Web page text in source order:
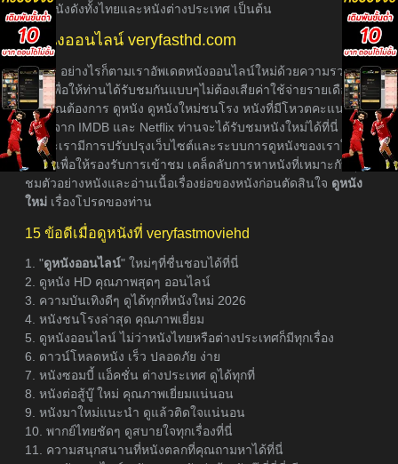
ต่อ, หนังดังทั้งไทยและหนังต่างประเทศ เป็นต้น
ดูหนังออนไลน์ veryfasthd.com
อย่างไรก็ตามเราอัพเดตหนังออนไลน์ใหม่ด้วยความรวดเร็ว
ที่สุดเพื่อให้ท่านได้รับชมกันแบบๆไม่ต้องเสียค่าใช้จ่ายรายเดือน
หากคุณต้องการ ดูหนัง ดูหนังใหม่ชนโรง หนังที่มีโหวตคะแนนเรต
ติ้งสูงจาก IMDB และ Netflix ท่านจะได้รับชมหนังใหม่ได้ที่นี่
เพราะเรามีการปรับปรุงเว็บไซต์และระบบการดูหนังของเราให้ดี
ยิ่งขึ้นเพื่อให้รองรับการเข้าชม เคล็ดลับการหาหนังที่เหมาะกับคุณ
ชมตัวอย่างหนังและอ่านเนื้อเรื่องย่อของหนังก่อนตัดสินใจ ดูหนัง
ใหม่ เรื่องโปรดของท่าน
15 ข้อดีเมื่อดูหนังที่ veryfastmoviehd
1. "ดูหนังออนไลน์" ใหม่ๆที่ชื่นชอบได้ที่นี่
2. ดูหนัง HD คุณภาพสุดๆ ออนไลน์
3. ความบันเทิงดีๆ ดูได้ทุกที่หนังใหม่ 2026
4. หนังชนโรงล่าสุด คุณภาพเยี่ยม
5. ดูหนังออนไลน์ ไม่ว่าหนังไทยหรือต่างประเทศก็มีทุกเรื่อง
6. ดาวน์โหลดหนัง เร็ว ปลอดภัย ง่าย
7. หนังซอมบี้ แอ็คชั่น ต่างประเทศ ดูได้ทุกที่
8. หนังต่อสู้บู๊ ใหม่ คุณภาพเยี่ยมแน่นอน
9. หนังมาใหม่แนะนำ ดูแล้วติดใจแน่นอน
10. พากย์ไทยชัดๆ ดูสบายใจทุกเรื่องที่นี่
11. ความสนุกสนานที่หนังตลกที่คุณถามหาได้ที่นี่